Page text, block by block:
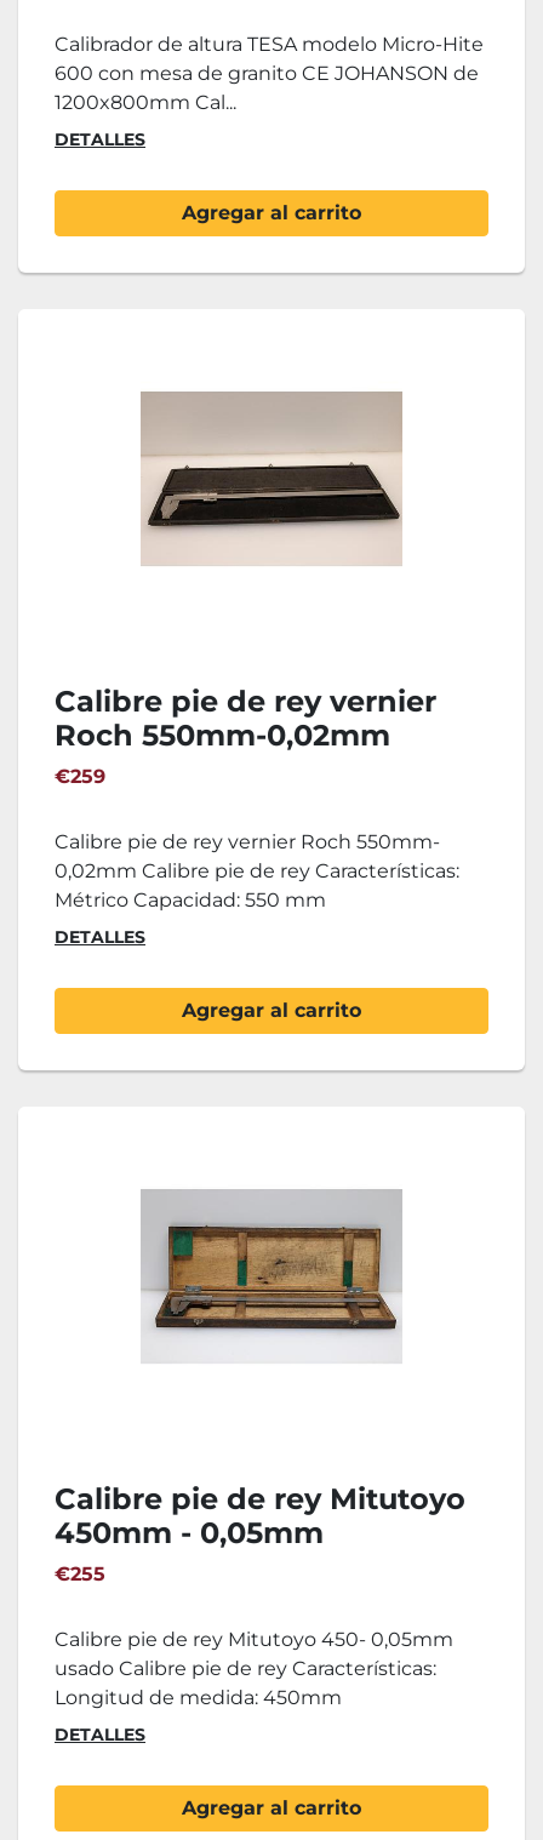
Calibrador de altura TESA modelo Micro-Hite
600 con mesa de granito CE JOHANSON de
1200x800mm Cal...
DETALLES
Agregar al carrito
Calibre pie de rey vernier
Roch 550mm-0,02mm
€259
Calibre pie de rey vernier Roch 550mm-
0,02mm Calibre pie de rey Características:
Métrico Capacidad: 550 mm
DETALLES
Agregar al carrito
Calibre pie de rey Mitutoyo
450mm - 0,05mm
€255
Calibre pie de rey Mitutoyo 450- 0,05mm
usado Calibre pie de rey Características:
Longitud de medida: 450mm
DETALLES
Agregar al carrito